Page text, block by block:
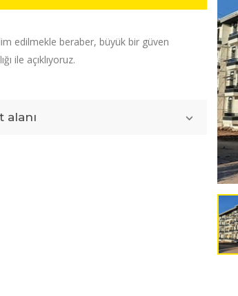
edilmekle beraber, büyük bir güven
ile açıklıyoruz.